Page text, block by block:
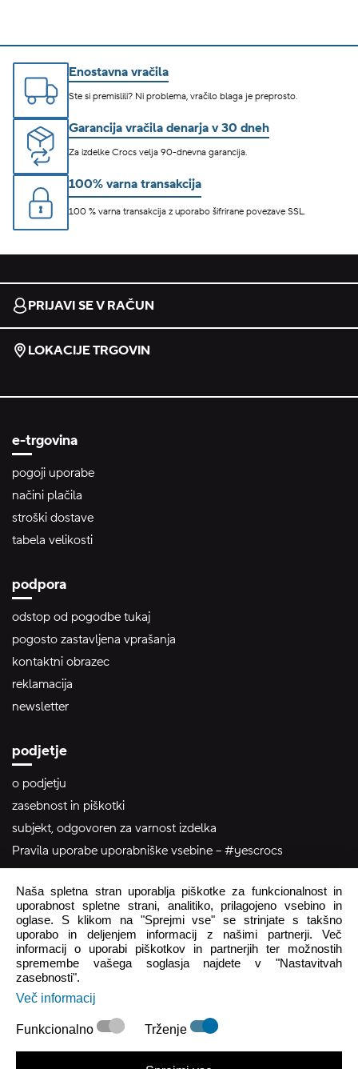
Enostavna vračila
Ste si premislili? Ni problema, vračilo blaga je preprosto.
Garancija vračila denarja v 30 dneh
Za izdelke Crocs velja 90-dnevna garancija.
100% varna transakcija
100 % varna transakcija z uporabo šifrirane povezave SSL.
PRIJAVI SE V RAČUN
LOKACIJE TRGOVIN
e-trgovina
pogoji uporabe
načini plačila
stroški dostave
tabela velikosti
podpora
odstop od pogodbe tukaj
pogosto zastavljena vprašanja
kontaktni obrazec
reklamacija
newsletter
podjetje
o podjetju
zasebnost in piškotki
subjekt, odgovoren za varnost izdelka
Pravila uporabe uporabniške vsebine – #yescrocs
pomoč uporabnikom
Pon - Pet 8:00 - 16:00
Sob - Ned Zaprto
crocs.trgovina@intersocks.com
+386 25 371 454
Pošlji
Naša spletna stran uporablja piškotke za funkcionalnost in
uporabnost spletne strani, analitiko, prilagojeno vsebino in
oglase. S klikom na "Sprejmi vse" se strinjate s takšno
uporabo in deljenjem informacij z našimi partnerji. Več
informacij o uporabi piškotkov in partnerjih ter možnostih
spremembe vašega soglasja najdete v "Nastavitvah
zasebnosti".
Več informacij
Funkcionalno Trženje